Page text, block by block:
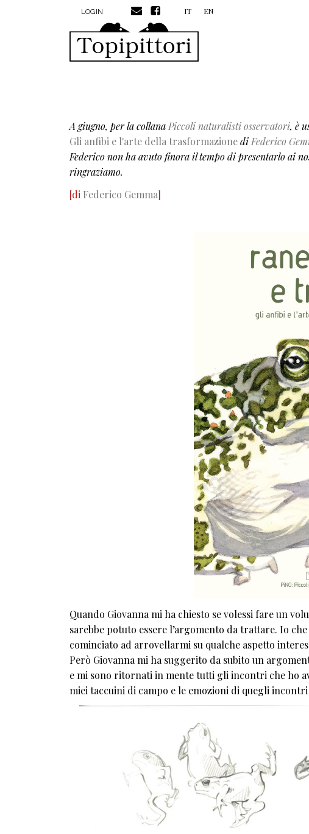
Salta al contenuto principale
MENU PROFILO UTENTE
LOGIN IT EN
A giugno, per la collana Piccoli naturalisti osservatori, è
Gli anfibi e l'arte della trasformazionedi Federico
Federico non ha avuto finora il tempo di presentarlo ai
ringraziamo.
[di Federico Gemma]
Quando Giovanna mi ha chiesto se volessi fare un
sarebbe potuto essere l’argomento da trattare. Io
cominciato ad arrovellarmi su qualche aspetto
Però Giovanna mi ha suggerito da subito un
e mi sono ritornati in mente tutti gli incontri che ho
miei taccuini di campo e le emozioni di quegli